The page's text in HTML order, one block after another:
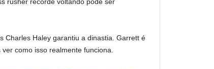
Charles Haley garantiu a dinastia. Garrett é
como isso realmente funciona.